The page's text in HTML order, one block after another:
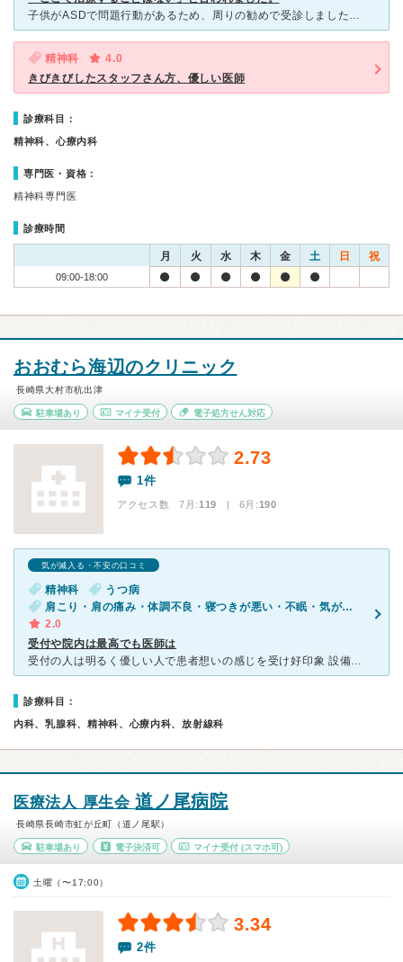
子供がASDで問題行動があるため、周りの勧めで受診しましたが、Drから「娘自身、母親が悪い。トラウマになるものは、自身が悪いから、ここで治療することはない」と言われました。 問題行動の背景には、
精神科
4.0
きびきびしたスタッフさん方、優しい医師
診療科目：
精神科、心療内科
専門医・資格：
精神科専門医
診療時間
月 火 水 木 金 土 日 祝
09:00-18:00
おおむら海辺のクリニック
長崎県大村市杭出津
駐車場あり マイナ受付 電子処方せん対応
2.73
1件
アクセス数 7月:119 | 6月:190
気が滅入る・不安の口コミ
精神科
うつ病
肩こり・肩の痛み・体調不良・寝つきが悪い・不眠・気が滅入る・不安
2.0
受付や院内は最高でも医師は
受付の人は明るく優しい人で患者想いの感じを受け好印象 設備も整っており、放射線科も備えている そして 精神科を標榜しているが、医師は元々は外科医 しかし腫瘍外科つまりガンの緩和ケアを進める上で
診療科目：
内科、乳腺科、精神科、心療内科、放射線科
医療法人 厚生会道ノ尾病院
長崎県長崎市虹が丘町（道ノ尾駅）
駐車場あり 電子決済可 マイナ受付 (スマホ可)
土曜（〜17:00）
3.34
2件